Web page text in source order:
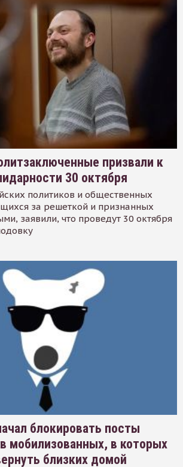
призвали к
30 октября
политиков и общественных
за решеткой и признанных
заявили, что проведут 30 октября
блокировать посты
мобилизованных, в которых
близких домой